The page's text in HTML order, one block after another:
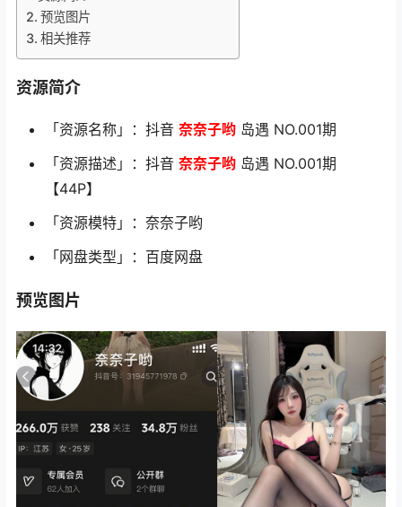
预览图片
相关推荐
资源简介
「资源名称」：抖音 奈奈子哟 岛遇 NO.001期
「资源描述」：抖音 奈奈子哟 岛遇 NO.001期
【44P】
「资源模特」：奈奈子哟
「网盘类型」：百度网盘
预览图片